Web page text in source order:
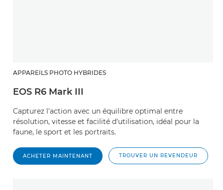
APPAREILS PHOTO HYBRIDES
EOS R6 Mark III
Capturez l'action avec un équilibre optimal entre
résolution, vitesse et facilité d'utilisation, idéal pour la
faune, le sport et les portraits.
ACHETER MAINTENANT TROUVER UN REVENDEUR